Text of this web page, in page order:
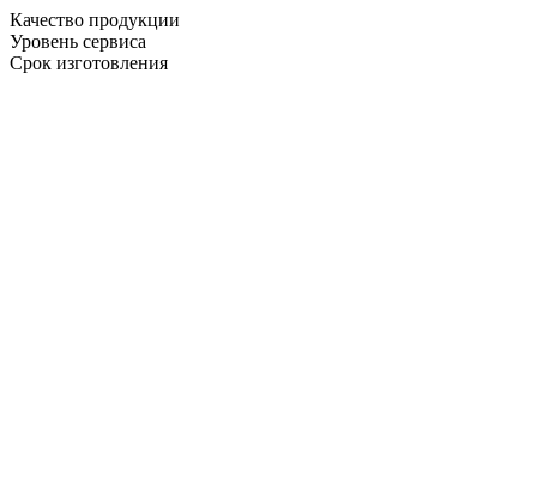
Качество продукции
Уровень сервиса
Срок изготовления